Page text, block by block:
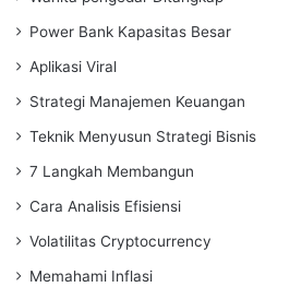
Power Bank Kapasitas Besar
Aplikasi Viral
Strategi Manajemen Keuangan
Teknik Menyusun Strategi Bisnis
7 Langkah Membangun
Cara Analisis Efisiensi
Volatilitas Cryptocurrency
Memahami Inflasi